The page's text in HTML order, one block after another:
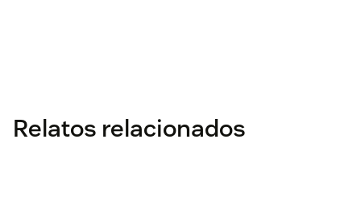
Relatos relacionados